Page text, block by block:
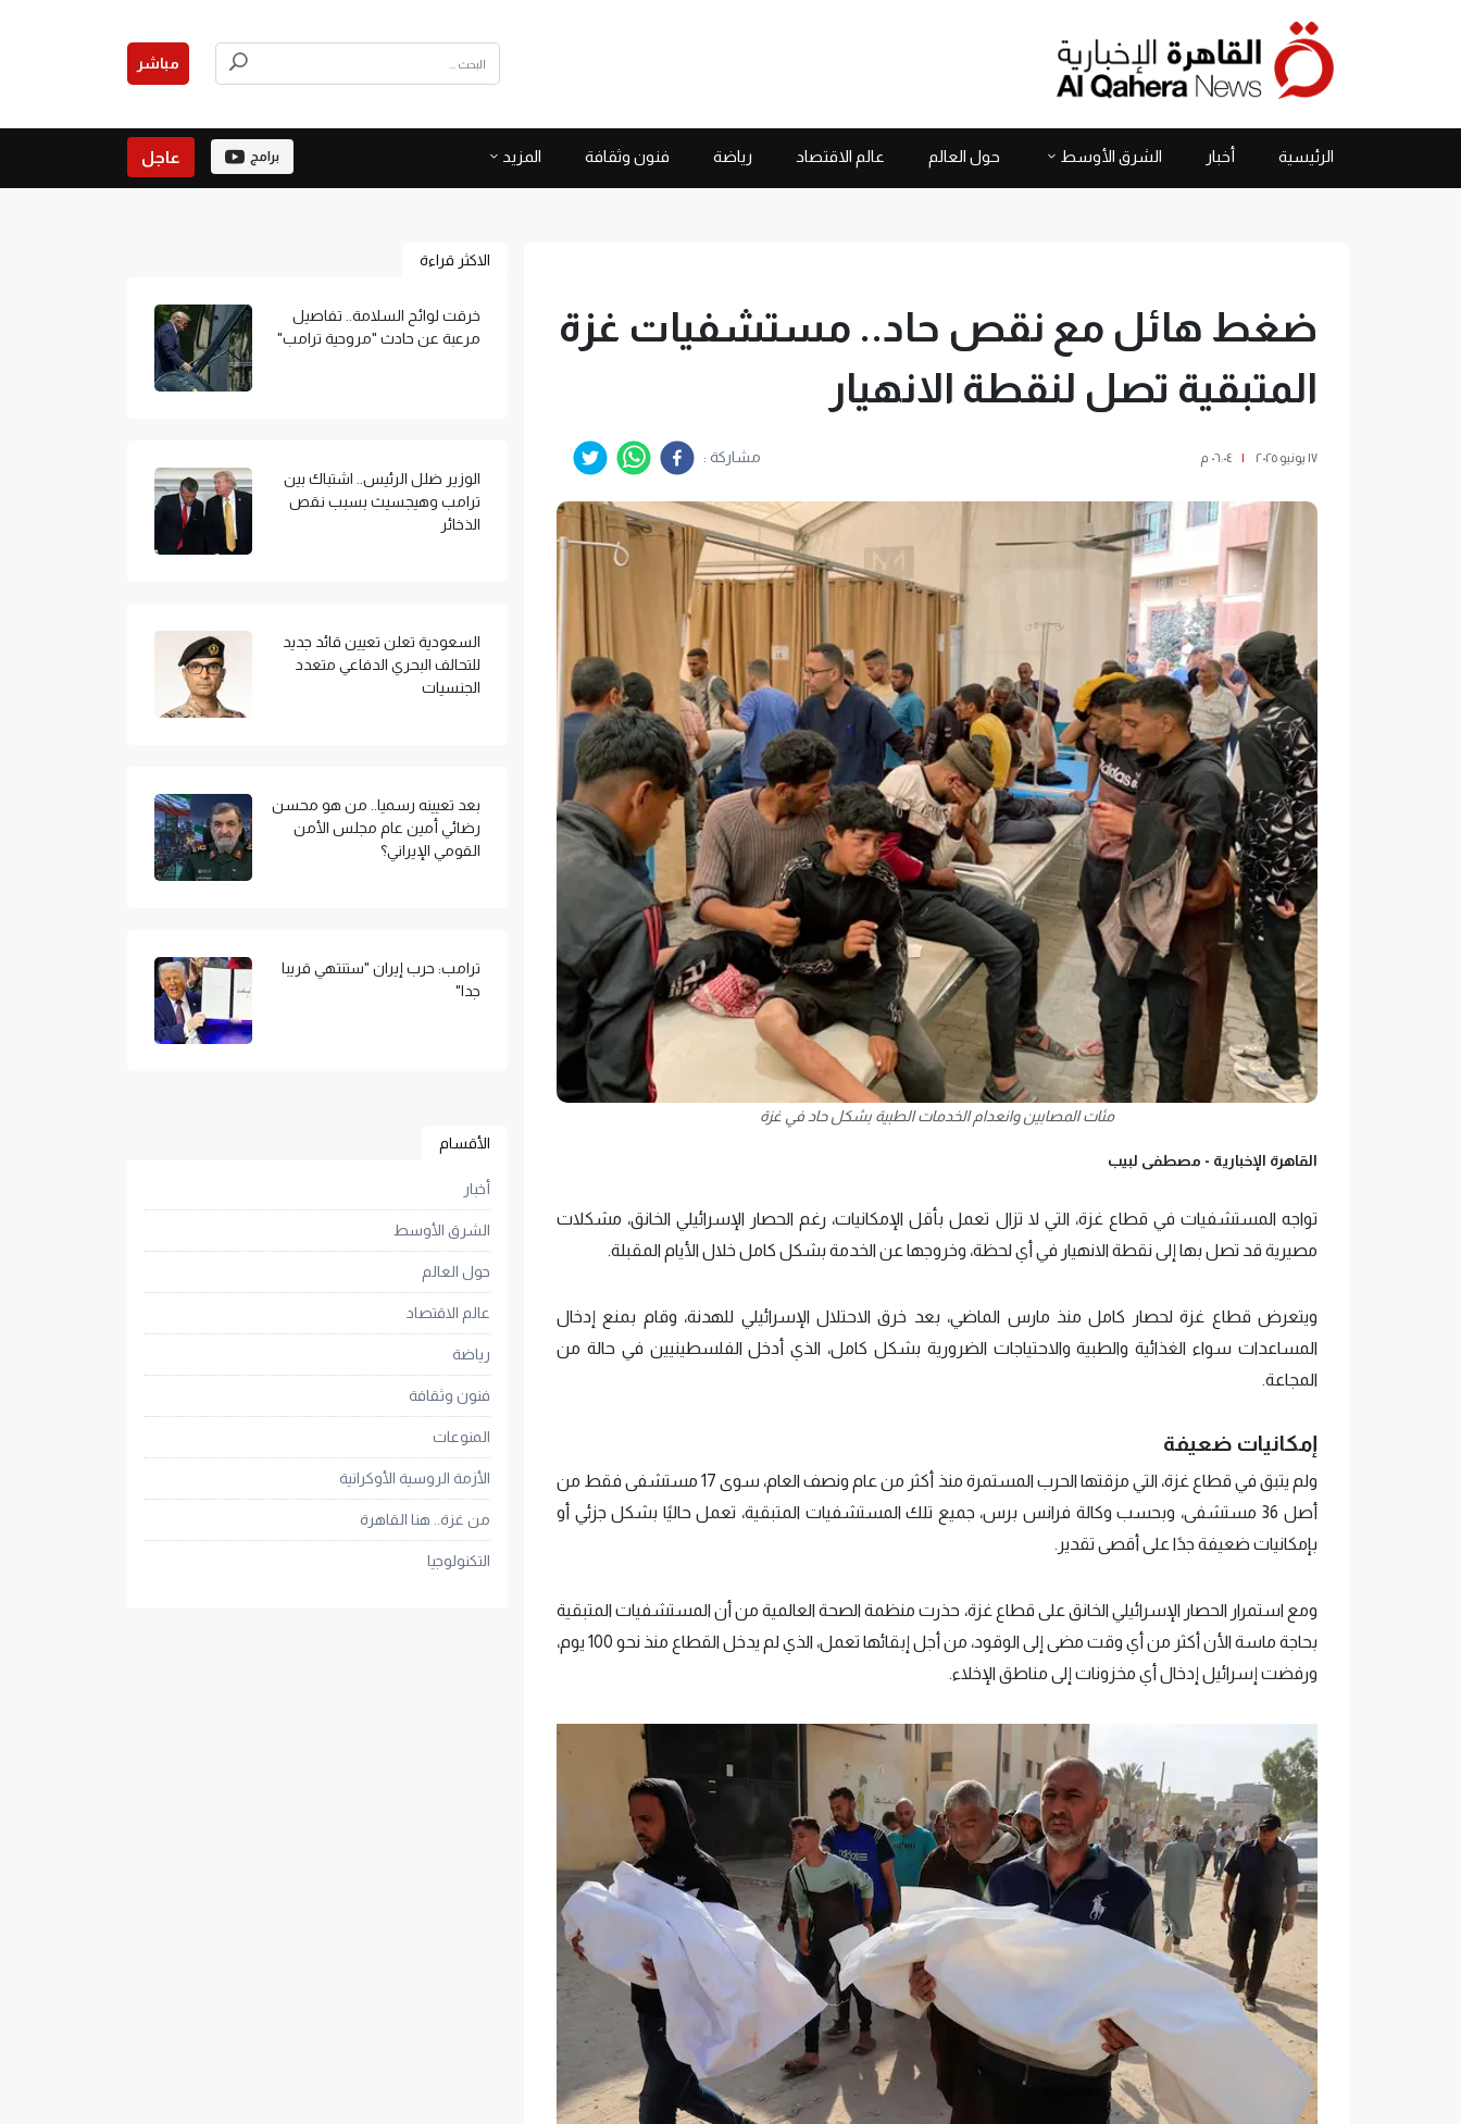
مباشر
الرئيسية أخبار الشرق الأوسط حول العالم عالم الاقتصاد رياضة فنون وثقافة المزيد برامج عاجل
ضغط هائل مع نقص حاد.. مستشفيات غزة
المتبقية تصل لنقطة الانهيار
١٧ يونيو ٢٠٢٥ | ٠٦:٠٤ م مشاركة :
مئات المصابين وانعدام الخدمات الطبية بشكل حاد في غزة
القاهرة الإخبارية - مصطفى لبيب
تواجه المستشفيات في قطاع غزة، التي لا تزال تعمل بأقل الإمكانيات، رغم الحصار الإسرائيلي الخانق، مشكلات
مصيرية قد تصل بها إلى نقطة الانهيار في أي لحظة، وخروجها عن الخدمة بشكل كامل خلال الأيام المقبلة.
ويتعرض قطاع غزة لحصار كامل منذ مارس الماضي، بعد خرق الاحتلال الإسرائيلي للهدنة، وقام بمنع إدخال
المساعدات سواء الغذائية والطبية والاحتياجات الضرورية بشكل كامل، الذي أدخل الفلسطينيين في حالة من
المجاعة.
إمكانيات ضعيفة
ولم يتبق في قطاع غزة، التي مزقتها الحرب المستمرة منذ أكثر من عام ونصف العام، سوى 17 مستشفى فقط من
أصل 36 مستشفى، وبحسب وكالة فرانس برس، جميع تلك المستشفيات المتبقية، تعمل حاليًا بشكل جزئي أو
بإمكانيات ضعيفة جدًا على أقصى تقدير.
ومع استمرار الحصار الإسرائيلي الخانق على قطاع غزة، حذرت منظمة الصحة العالمية من أن المستشفيات المتبقية
بحاجة ماسة الأن أكثر من أي وقت مضى إلى الوقود، من أجل إبقائها تعمل، الذي لم يدخل القطاع منذ نحو 100 يوم،
ورفضت إسرائيل إدخال أي مخزونات إلى مناطق الإخلاء.
الاكثر قراءة
خرقت لوائح السلامة.. تفاصيل
مرعبة عن حادث "مروحية ترامب"
الوزير ضلل الرئيس.. اشتباك بين
ترامب وهيجسيث بسبب نقص
الذخائر
السعودية تعلن تعيين قائد جديد
للتحالف البحري الدفاعي متعدد
الجنسيات
بعد تعيينه رسميا.. من هو محسن
رضائي أمين عام مجلس الأمن
القومي الإيراني؟
ترامب: حرب إيران "ستنتهي قريبا
جدا"
الأقسام
أخبار
الشرق الأوسط
حول العالم
عالم الاقتصاد
رياضة
فنون وثقافة
المنوعات
الأزمة الروسية الأوكرانية
من غزة.. هنا القاهرة
التكنولوجيا